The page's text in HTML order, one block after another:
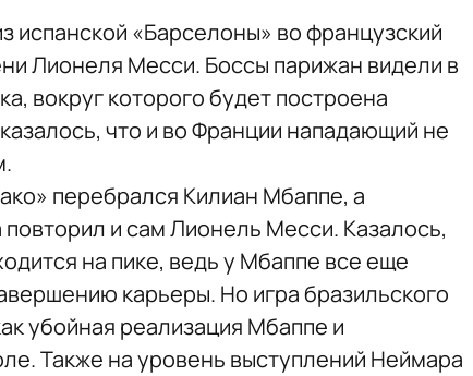
испанской «Барселоны» во французский
Лионеля Месси. Боссы парижан видели в
вокруг которого будет построена
что и во Франции нападающий не
перебрался Килиан Мбаппе, а
и сам Лионель Месси. Казалось,
на пике, ведь у Мбаппе все еще
карьеры. Но игра бразильского
убойная реализация Мбаппе и
Также на уровень выступлений Неймара